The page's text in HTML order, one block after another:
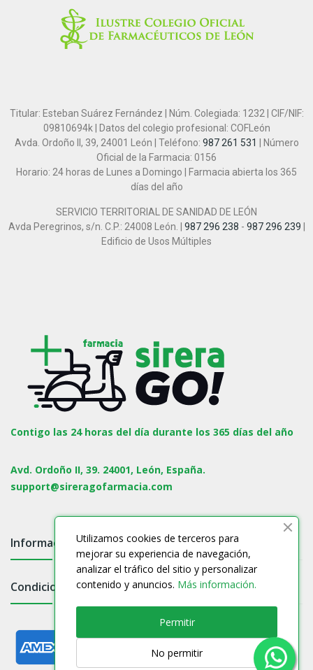
Titular: Esteban Suárez Fernández | Núm. Colegiada: 1232 | CIF/NIF:
09810694k | Datos del colegio profesional: COFLeón
Avda. Ordoño II, 39, 24001 León | Teléfono: 987 261 531
| Número
Oficial de la Farmacia: 0156
Horario: 24 horas de Lunes a Domingo | Farmacia abierta los 365
días del año
SERVICIO TERRITORIAL DE SANIDAD DE LEÓN
Avda Peregrinos, s/n. C.P.: 24008 León. | 987 296 238 - 987 296 239
Edificio de Usos Múltiples
Contigo las 24 horas del día durante los 365 días del año
Avd. Ordoño II, 39. 24001, León, España.
support@sireragofarmacia.com
Información
Condiciones
Utilizamos cookies de terceros para
mejorar su experiencia de navegación,
analizar el tráfico del sitio y personalizar
contenido y anuncios. Más información.
Permitir
No permitir